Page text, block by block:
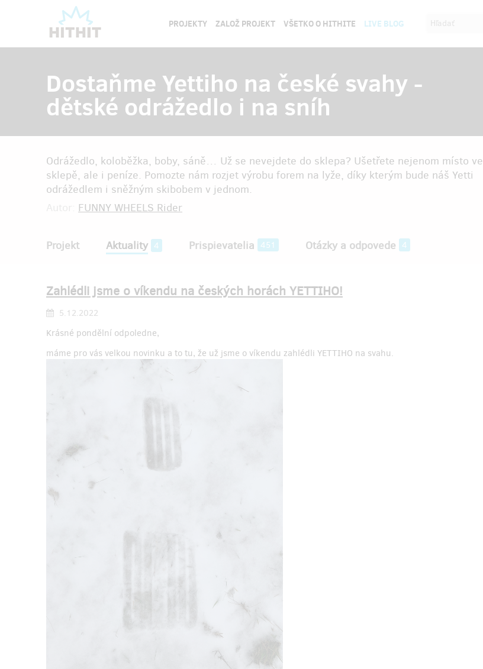
PROJEKTY ZALOŽ PROJEKT VŠETKO O HITHITE LIVE BLOG
Dostaňme Yettiho na české svahy -
dětské odrážedlo i na sníh
Odrážedlo, koloběžka, boby, sáně… Už se nevejdete do sklepa? Ušetřete nejenom místo ve
sklepě, ale i peníze. Pomozte nám rozjet výrobu forem na lyže, díky kterým bude náš Yetti
odrážedlem i sněžným skibobem v jednom.
FUNNY WHEELS Rider
Projekt Aktuality 4 Prispievatelia 451 Otázky a odpovede 4
Zahlédli jsme o víkendu na českých horách YETTIHO!
5.12.2022
Krásné pondělní odpoledne,
máme pro vás velkou novinku a to tu, že už jsme o víkendu zahlédli YETTIHO na svahu.